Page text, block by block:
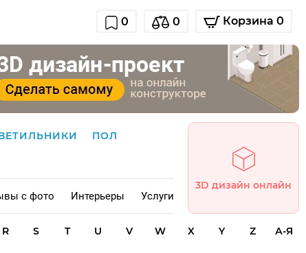
0 0 Корзина 0
ПОЛ
с фото Интерьеры Услуги
3D дизайн онлайн
R S T U V W X Y Z А-Я